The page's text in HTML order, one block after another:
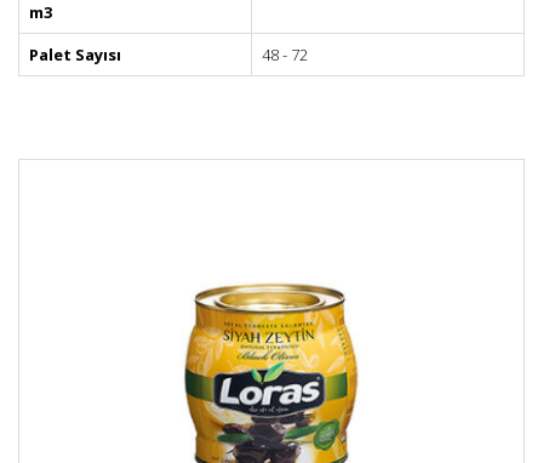
m3
Palet Sayısı
48 - 72